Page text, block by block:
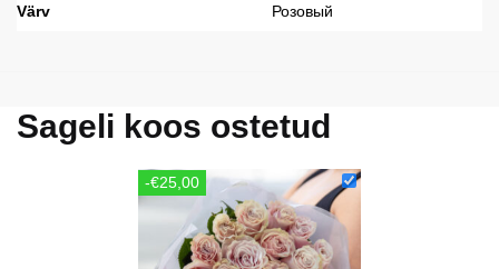
Värv Розовый
Sageli koos ostetud
-€25,00